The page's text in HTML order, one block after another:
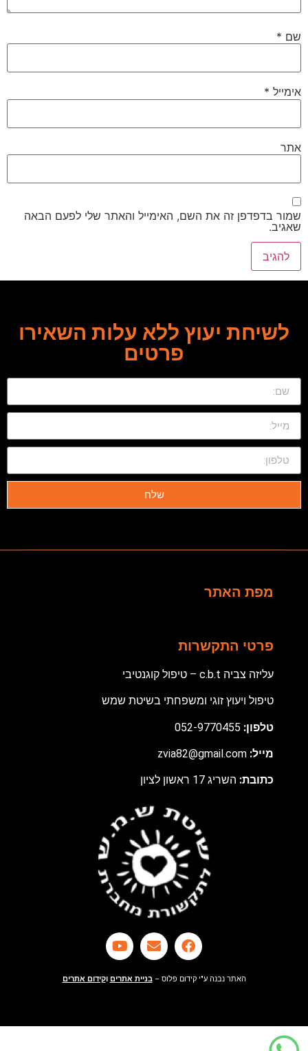
שם *
אימייל *
אתר
שמור בדפדפן זה את השם, האימייל והאתר שלי לפעם הבאה
שאגיב.
לשיחת יעוץ ללא עלות השאירו
פרטים
שלח
מפת האתר
פרטי התקשרות
עליזה צביה c.b.t – טיפול קוגנטיבי
טיפול ויעוץ זוגי ומשפחתי בשיטת שמש
טלפון:
מייל:
כתובת: השריג 17 ראשון לציון
האתר נבנה ע"י קידום פלוס –בניית אתרים וקידום אתרים